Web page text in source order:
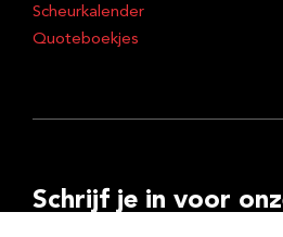
Scheurkalender
Quoteboekjes
Schrijf je in voor